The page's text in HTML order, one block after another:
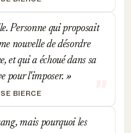
Personne qui proposait
nouvelle de désordre
et qui a échoué dans sa
pour l'imposer.
BIERCE
mais pourquoi les